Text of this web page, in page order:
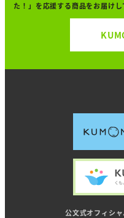
た！」を応援する商品をお届けし
公文式オフィシ